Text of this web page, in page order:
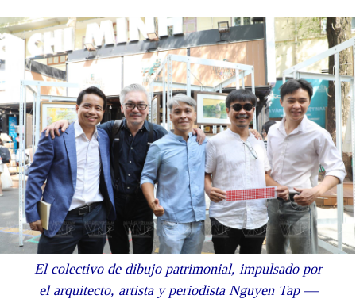
El colectivo de dibujo patrimonial, impulsado por
el arquitecto, artista y periodista Nguyen Tap —